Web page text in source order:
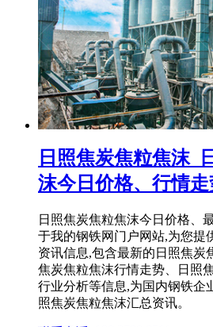
日照焦炭焦粒焦沫_
沫今日价格、行情走
日照焦炭焦粒焦沫今日价格、
于我的钢铁网门户网站,为您提
资讯信息,包含最新的日照焦炭
焦炭焦粒焦沫行情走势、日照
行业分析等信息,为国内钢铁企
照焦炭焦粒焦沫汇总资讯。